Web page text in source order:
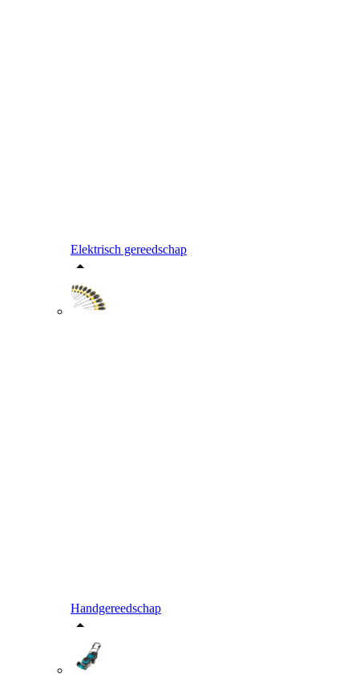
Elektrisch gereedschap
Handgereedschap